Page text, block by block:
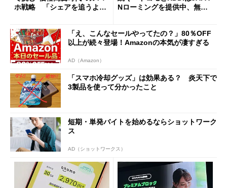
ホ戦略 「シェアを追うより
Nローミングを提供中、無料
「え、こんなセールやってたの？」80％OFF
以上が続々登場！Amazonの本気が凄すぎる
AD（Amazon）
「スマホ冷却グッズ」は効果ある？ 炎天下で
3製品を使って分かったこと
短期・単発バイトを始めるならショットワーク
ス
AD（ショットワークス）